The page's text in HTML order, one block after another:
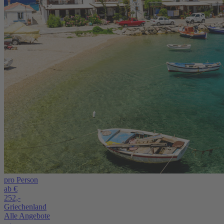
pro Person
ab €
252,-
Griechenland
Alle Angebote